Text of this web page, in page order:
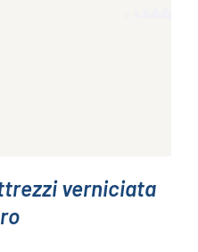
verniciata